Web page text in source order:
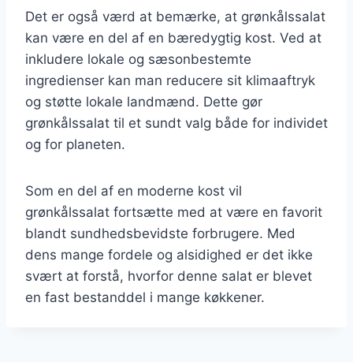
Det er også værd at bemærke, at grønkålssalat
kan være en del af en bæredygtig kost. Ved at
inkludere lokale og sæsonbestemte
ingredienser kan man reducere sit klimaaftryk
og støtte lokale landmænd. Dette gør
grønkålssalat til et sundt valg både for individet
og for planeten.
Som en del af en moderne kost vil
grønkålssalat fortsætte med at være en favorit
blandt sundhedsbevidste forbrugere. Med
dens mange fordele og alsidighed er det ikke
svært at forstå, hvorfor denne salat er blevet
en fast bestanddel i mange køkkener.